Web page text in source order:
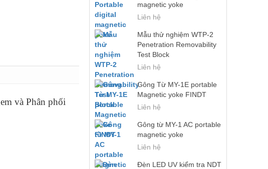
và Phân phối
magnetic yoke
Liên hệ
Mẫu thử nghiệm WTP-2
Penetration Removability
Test Block
Liên hệ
Gông Từ MY-1E portable
Magnetic yoke FINDT
Liên hệ
Gông từ MY-1 AC portable
magnetic yoke
Liên hệ
Đèn LED UV kiểm tra NDT